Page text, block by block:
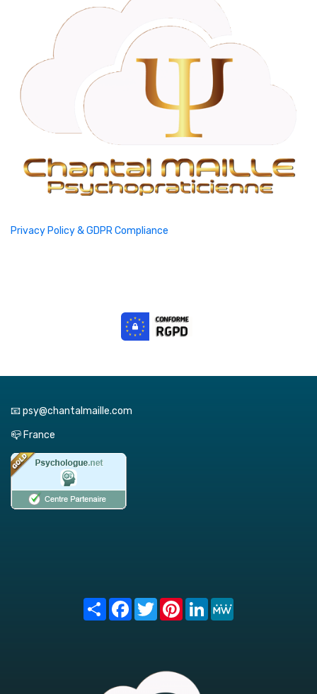
Privacy Policy & GDPR Compliance
📧 psy@chantalmaille.com
📪 France
Share FacebookTwitterPinterest
LinkedIn